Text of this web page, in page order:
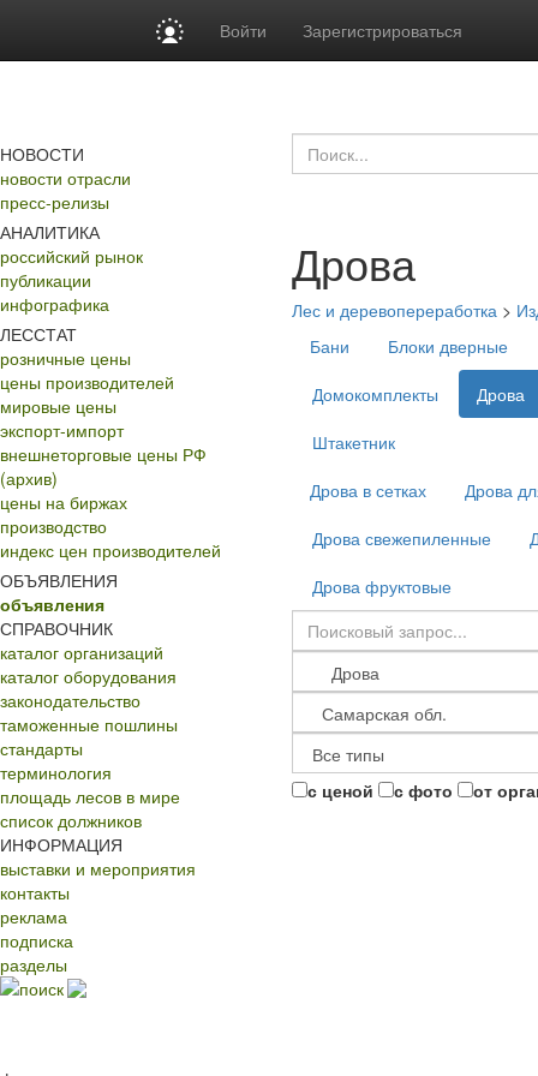
Войти Зарегистрироваться
НОВОСТИ
новости отрасли
пресс-релизы
АНАЛИТИКА
российский рынок
публикации
инфографика
ЛЕССТАТ
розничные цены
цены производителей
мировые цены
экспорт-импорт
внешнеторговые цены РФ
(архив)
цены на биржах
производство
индекс цен производителей
ОБЪЯВЛЕНИЯ
объявления
СПРАВОЧНИК
каталог организаций
каталог оборудования
законодательство
таможенные пошлины
стандарты
терминология
площадь лесов в мире
список должников
ИНФОРМАЦИЯ
выставки и мероприятия
контакты
реклама
подписка
разделы
поиск
Дрова
Лес и деревопереработка >
Бани
Блоки дверные
Домокомплекты
Дрова
Штакетник
Дрова в сетках
Дрова
Дрова свежепиленные
Дрова фруктовые
с ценой с фото от